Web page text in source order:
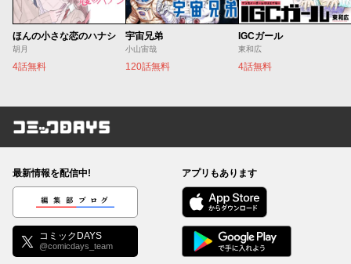
ほんの小さな恋のハナシ
胡月
4話無料
宇宙兄弟
小山宙哉
120話無料
IGCガール
東和広
4話無料
コミックDAYS
最新情報を配信中!
編集部ブログ
コミックDAYS
@comicdays_team
アプリもあります